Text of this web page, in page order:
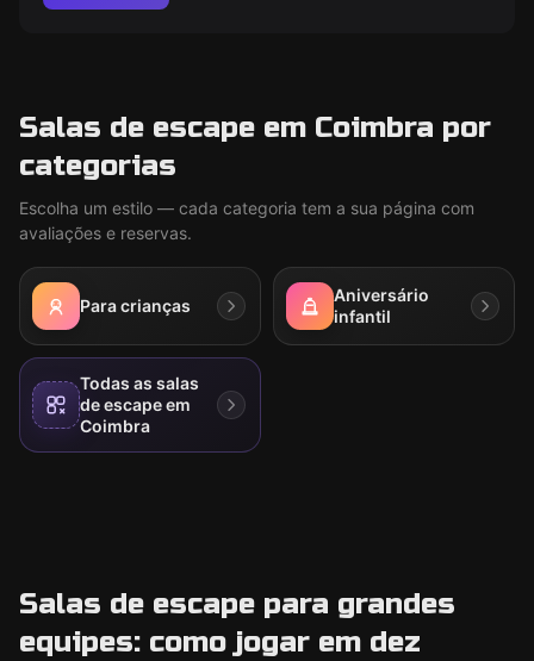
Salas de escape em Coimbra por
categorias
Escolha um estilo — cada categoria tem a sua página com
avaliações e reservas.
Para crianças
Aniversário
infantil
Todas as salas
de escape em
Coimbra
Salas de escape para grandes
equipes: como jogar em dez